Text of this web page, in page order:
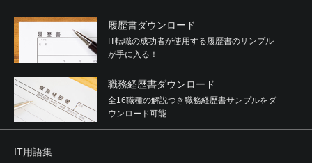
履歴書ダウンロード
IT転職の成功者が使用する履歴書のサンプル
が手に入る！
職務経歴書ダウンロード
全16職種の解説つき職務経歴書サンプルをダ
ウンロード可能
IT用語集